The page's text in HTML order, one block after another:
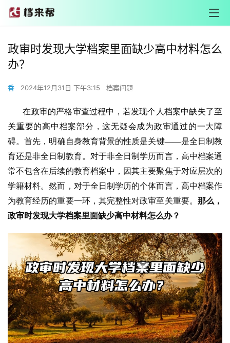
政审时发现大学档案里面缺少高中材料怎么
办？
香 2024年12月31日 下午3:15 档案问题
在政审的严格审查过程中，若发现个人档案中缺失了至
关重要的高中档案部分，这无疑会成为政审通过的一大障
碍。首先，明确自身教育背景的性质是关键——是全日制教
育还是非全日制教育。对于非全日制学历而言，高中档案通
常不包含在后续的教育档案中，因其主要聚焦于对应层次的
学籍材料。然而，对于全日制学历的个体而言，高中档案作
为教育经历的重要一环，其完整性对政审至关重要。 那么，
政审时发现大学档案里面缺少高中材料怎么办？